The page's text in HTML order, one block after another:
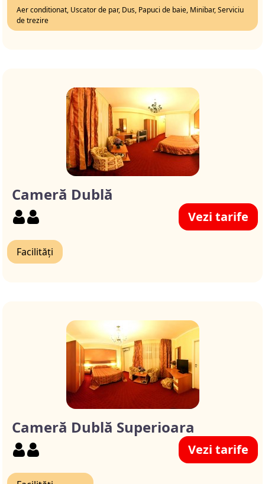
Aer conditionat, Uscator de par, Dus, Papuci de baie, Minibar, Serviciu
de trezire
Cameră Dublă
Vezi tarife
Facilități
Cameră Dublă Superioara
Vezi tarife